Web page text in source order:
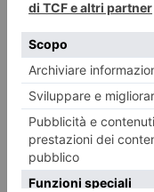
Incidente in
Montagna piemontese,
delle aree montane
6 Agosto 2026
Treni, lavori tra
6 Agosto 2026